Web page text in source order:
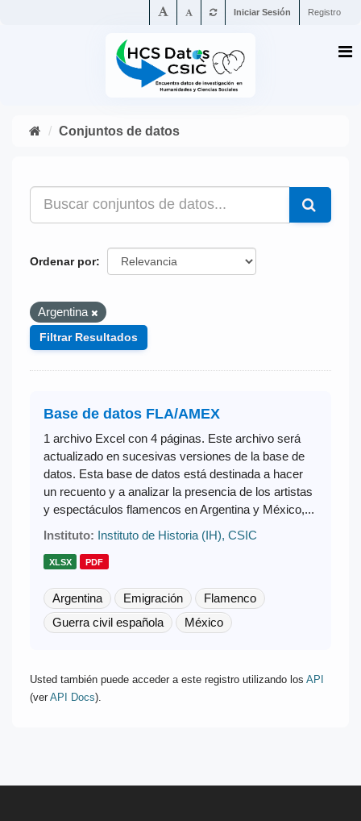
Iniciar Sesión Registro
Conjuntos de datos
Ordenar por
Argentina
Filtrar Resultados
Base de datos FLA/AMEX
1 archivo Excel con 4 páginas. Este archivo será
actualizado en sucesivas versiones de la base de
datos. Esta base de datos está destinada a hacer
un recuento y a analizar la presencia de los artistas
y espectáculos flamencos en Argentina y México,...
Instituto: Instituto de Historia (IH), CSIC
XLSX PDF
Argentina Emigración
Flamenco
Guerra civil española
México
Usted también puede acceder a este registro utilizando los API
(ver API Docs).